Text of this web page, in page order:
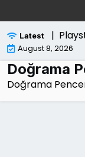
to
content
Latest
August 8, 2026
Doğrama
Doğrama